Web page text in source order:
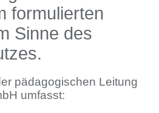
formulierten
Sinne des
pädagogischen Leitung
umfasst: